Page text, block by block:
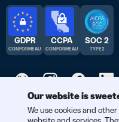
© 2026 Bitly | Fait avec
GDPR
CONFORME AU
CCPA
CONFORME AU
SOC 2
TYPE 2
Our website is
We use cookies and